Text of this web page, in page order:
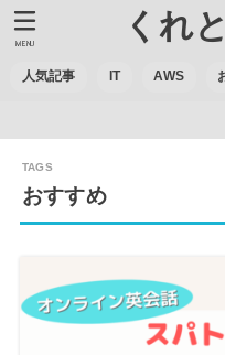
くれ
人気記事 IT AWS
MENU
おすすめ